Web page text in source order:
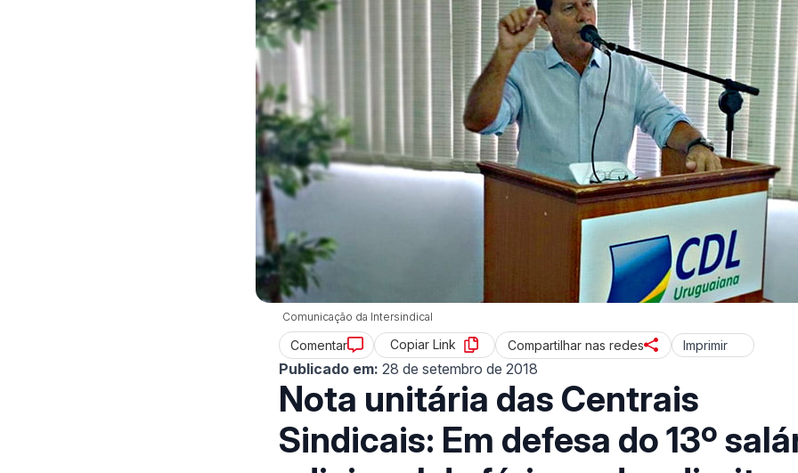
Comunicação da Intersindical
Comentar Copiar Link Compartilhar nas redes Imprimir
Publicado em: 28 de setembro de 2018
Nota unitária das Centrais
Sindicais: Em defesa do 13º